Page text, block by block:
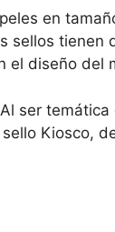
en
sellos
diseño del
ser
Kiosco,